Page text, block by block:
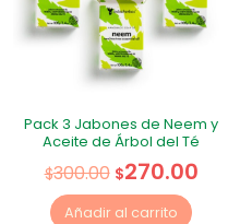
Pack 3 Jabones de Neem y
Aceite de Árbol del Té
$300.00 $270.00
Añadir al carrito